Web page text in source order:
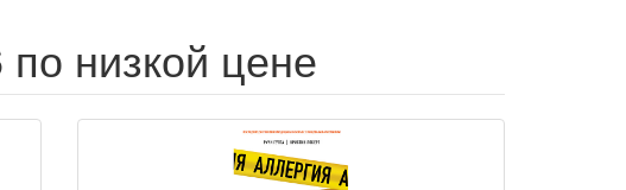
низкой цене